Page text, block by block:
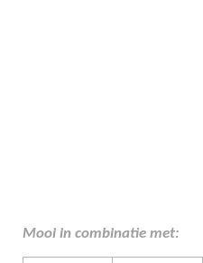
Mooi in combinatie met: